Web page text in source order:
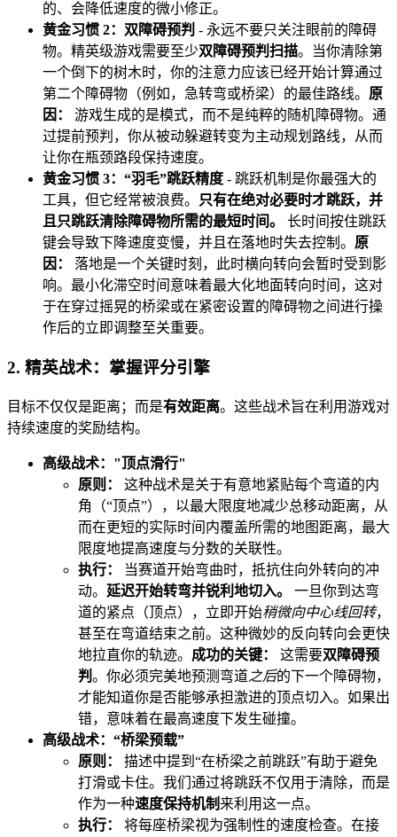
的、会降低速度的微小修正。
黄金习惯 2：双障碍预判 - 永远不要只关注眼前的障碍
物。精英级游戏需要至少双障碍预判扫描。当你清除第
一个倒下的树木时，你的注意力应该已经开始计算通过
第二个障碍物（例如，急转弯或桥梁）的最佳路线。 原
因：
游戏生成的是模式，而不是纯粹的随机障碍物。通
过提前预判，你从被动躲避转变为主动规划路线，从而
让你在瓶颈路段保持速度。
黄金习惯 3：“羽毛”跳跃精度 - 跳跃机制是你最强大的
工具，但它经常被浪费。
只有在绝对必要时才跳跃，并
且只跳跃清除障碍物所需的最短时间。
长时间按住跳跃
键会导致下降速度变慢，并且在落地时失去控制。 原
因：
落地是一个关键时刻，此时横向转向会暂时受到影
响。最小化滞空时间意味着最大化地面转向时间，这对
于在穿过摇晃的桥梁或在紧密设置的障碍物之间进行操
作后的立即调整至关重要。
2. 精英战术：掌握评分引擎
目标不仅仅是距离；而是有效距离。这些战术旨在利用游戏对
持续速度的奖励结构。
高级战术："顶点滑行"
原则：
这种战术是关于有意地紧贴每个弯道的内
角（“顶点”），以最大限度地减少总移动距离，从
而在更短的实际时间内覆盖所需的地图距离，最大
限度地提高速度与分数的关联性。
执行：
当赛道开始弯曲时，抵抗住向外转向的冲
动。 延迟开始转弯并锐利地切入。
一旦你到达弯
道的紧点（顶点），立即开始稍微向中心线回转，
甚至在弯道结束之前。这种微妙的反向转向会更快
地拉直你的轨迹。 成功的关键： 这需要双障碍预
判 。你必须完美地预测弯道之后的下一个障碍物，
才能知道你是否能够承担激进的顶点切入。如果出
错，意味着在最高速度下发生碰撞。
高级战术：“桥梁预载”
原则：
描述中提到“在桥梁之前跳跃”有助于避免
打滑或卡住。我们通过将跳跃不仅用于清除，而是
作为一种速度保持机制 来利用这一点。
执行：
将每座桥梁视为强制性的速度检查。在接